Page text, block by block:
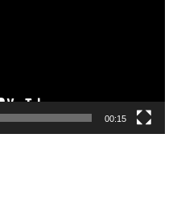
00:15